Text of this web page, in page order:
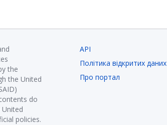
the
the United
do
policies.
API
Політика відкритих даних
Про портал